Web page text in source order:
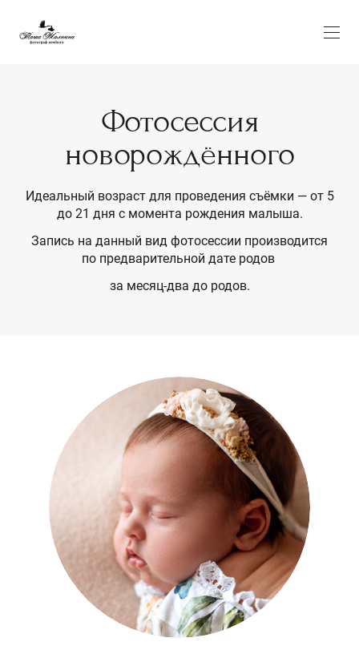
Фотосессия
новорождённого
Идеальный возраст для проведения съёмки — от 5
до 21 дня с момента рождения малыша.
Запись на данный вид фотосессии производится
по предварительной дате родов
за месяц-два до родов.